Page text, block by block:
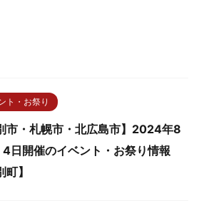
ト・お祭り
市・札幌市・北広島市】2024年8
4日開催のイベント・お祭り情報
町】